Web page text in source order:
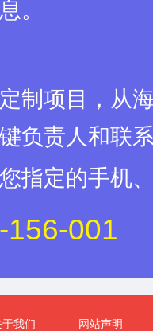
。
制项目，从
负责人和联
指定的手机
156-001
于我们 网站声明